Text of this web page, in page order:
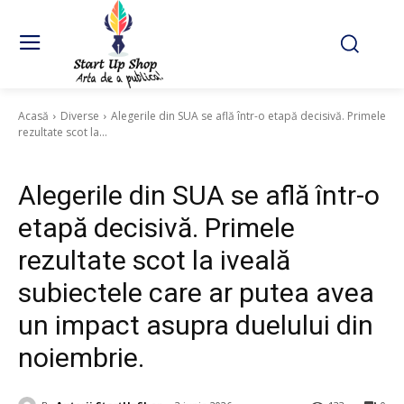
Acasă Diverse
Alegerile din SUA se află într-o etapă decisivă. Primele
rezultate scot la...
Alegerile din SUA se află într-o
etapă decisivă. Primele
rezultate scot la iveală
subiectele care ar putea avea
un impact asupra duelului din
noiembrie.